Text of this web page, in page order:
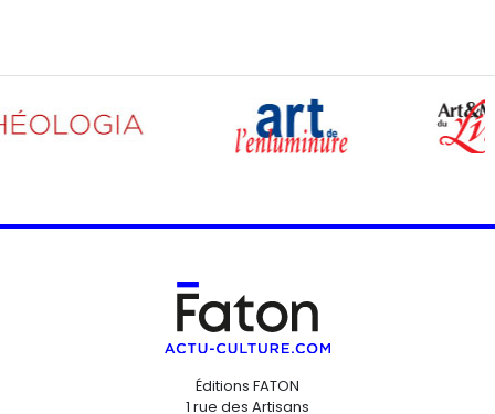
Éditions FATON
1 rue des Artisans